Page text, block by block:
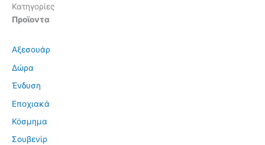
Κατηγορίες
Προϊοντα
Αξεσουάρ
Δώρα
Ένδυση
Εποχιακά
Κόσμημα
Σουβενίρ